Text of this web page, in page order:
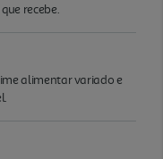
recebe.
alimentar variado e